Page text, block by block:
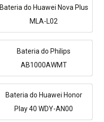
Bateria do Huawei Nova Plus
MLA-L02
Bateria do Philips
AB1000AWMT
Bateria do Huawei Honor
Play 40 WDY-AN00